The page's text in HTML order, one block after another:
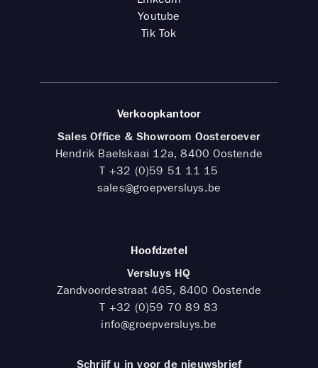
Youtube
Tik Tok
Verkoopkantoor
Sales Office & Showroom Oosteroever
Hendrik Baelskaai 12a, 8400 Oostende
T +32 (0)59 51 11 15
sales@groepversluys.be
Hoofdzetel
Versluys HQ
Zandvoordestraat 465, 8400 Oostende
T +32 (0)59 70 89 83
info@groepversluys.be
Schrijf u in voor de nieuwsbrief